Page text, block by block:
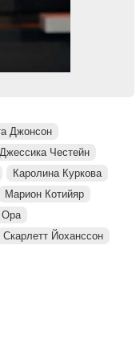
Джонсон
Джессика Честейн
Каролина Куркова
Марион Котийяр
Ора
Скарлетт Йоханссон